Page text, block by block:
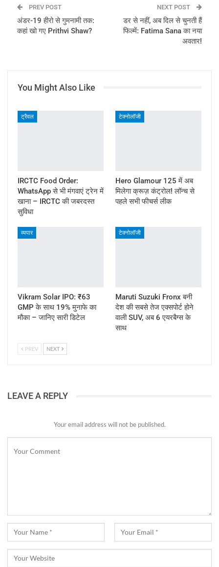
PREV POST
अंडर-19 हीरो से गुमनामी तक:
कहां खो गए Prithvi Shaw?
NEXT POST
डर से नहीं, अब दिल से चुनती हैं
फिल्में: Fatima Sana का नया
अवतार!
You Might Also Like
ट्रैवल
IRCTC Food Order:
WhatsApp से भी मंगवाएं ट्रेन में
खाना – IRCTC की जबरदस्त
सुविधा
टेक्नोलॉजी
Hero Glamour 125 में अब
मिलेगा क्रूज़ कंट्रोल! लॉन्च से
पहले सभी फीचर्स लीक
व्यपार
Vikram Solar IPO: ₹63
GMP के साथ 19% मुनाफे का
मौका – जानिए सारी डिटेल
टेक्नोलॉजी
Maruti Suzuki Fronx बनी
देश की सबसे तेज एक्सपोर्ट होने
वाली SUV, अब 6 एयरबैग्स के
साथ
PREV NEXT
LEAVE A REPLY
Your email address will not be published.